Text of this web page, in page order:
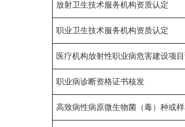
放射卫生技术服务机构资质认定
职业卫生技术服务机构资质认定
医疗机构放射性职业病危害建设项
职业病诊断资格证书核发
高致病性病原微生物菌（毒）种或